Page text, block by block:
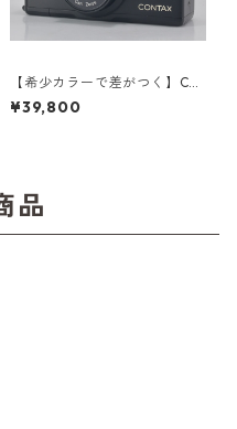
【希少カラーで差がつく】CO
NTAX Tix ブラック/ Carl Zeis
s Sonnar T* 28mm F2.8 APS
¥39,800
品